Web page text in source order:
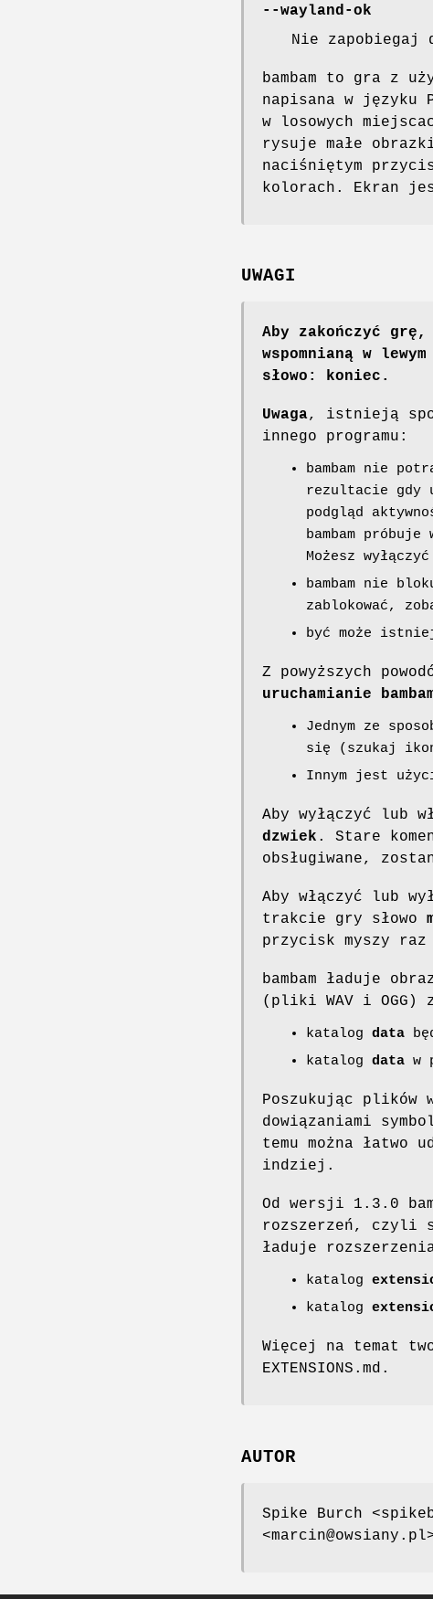
--wayland-ok
Nie zapobiegaj
bambam to gra z
napisana w
w losowych
rysuje małe
naciśniętym
kolorach. Ekran
UWAGI
Aby zakończyć
wspomnianą w
słowo: koniec.
Uwaga, istnieją
innego programu:
bambam nie
rezultacie gdy
podgląd
bambam
Możesz
bambam nie
zablokować,
być może
Z powyższych
uruchamianie
Jednym ze
się (szukaj
Innym jest
Aby wyłączyć lub
dzwiek . Stare
obsługiwane,
Aby włączyć lub
trakcie gry słowo
przycisk myszy raz
bambam ładuje
(pliki WAV i OGG)
katalog data
katalog data w
Poszukując plików
dowiązaniami
temu można łatwo
indziej.
Od wersji 1.3.0
rozszerzeń, czyli
ładuje
katalog
katalog
Więcej na temat
EXTENSIONS.md.
AUTOR
Spike Burch